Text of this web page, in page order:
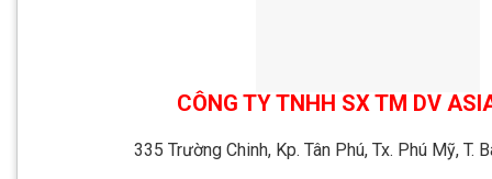
CÔNG TY TNHH SX TM DV
335 Trường Chinh, Kp. Tân Phú, Tx. Phú Mỹ, T.